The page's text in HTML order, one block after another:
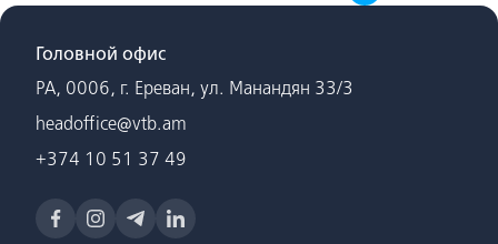
Головной офис
РА, 0006, г. Ереван, ул. Манандян 33/3
headoffice@vtb.am
+374 10 51 37 49